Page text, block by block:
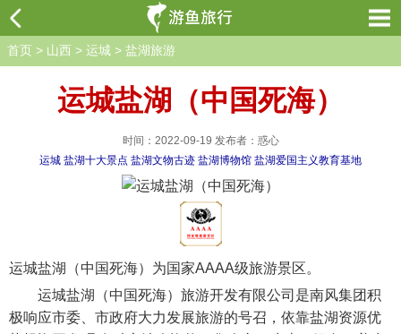
首页 > 山西 > 运城 > 盐湖旅游
运城盐湖（中国死海）
时间：2022-09-19 发布者：惑心
运城 盐湖十大景点 盐湖文物古迹 盐湖博物馆 盐湖爱国主义教育基地
运城盐湖（中国死海）为国家AAAA级旅游景区。
运城盐湖（中国死海）旅游开发有限公司是南风集团积
极响应市委、市政府大力发展旅游的号召，依靠盐湖资源优